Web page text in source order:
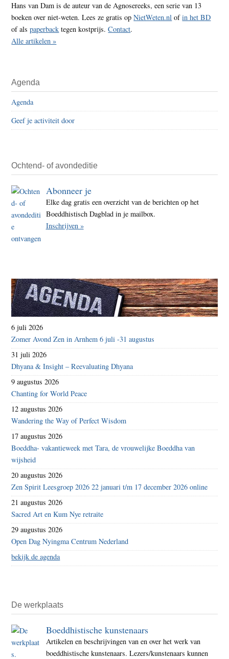
Hans van Dam is de auteur van de Agnosereeks, een serie van 13
boeken over niet-weten. Lees ze gratis opNietWeten.nl ofin het BD
of alspaperback tegen kostprijs.Contact.
Alle artikelen »
Agenda
Agenda
Geef je activiteit door
Ochtend- of avondeditie
Abonneer je
Elke dag gratis een overzicht van de berichten op het
Boeddhistisch Dagblad in je mailbox.
Inschrijven »
6 juli 2026
Zomer Avond Zen in Arnhem 6 juli -31 augustus
31 juli 2026
Dhyana & Insight – Reevaluating Dhyana
9 augustus 2026
Chanting for World Peace
12 augustus 2026
Wandering the Way of Perfect Wisdom
17 augustus 2026
Boeddha- vakantieweek met Tara, de vrouwelijke Boeddha van
wijsheid
20 augustus 2026
Zen Spirit Leesgroep 2026 22 januari t/m 17 december 2026 online
21 augustus 2026
Sacred Art en Kum Nye retraite
29 augustus 2026
Open Dag Nyingma Centrum Nederland
bekijk de agenda
De werkplaats
Boeddhistische kunstenaars
Artikelen en beschrijvingen van en over het werk van
boeddhistische kunstenaars. Lezers/kunstenaars kunnen